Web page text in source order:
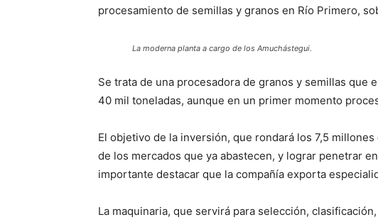
procesamiento de semillas y granos en Río Primero,
La moderna planta a cargo de los Amuchástegui.
Se trata de una procesadora de granos y semillas que
40 mil toneladas, aunque en un primer momento
El objetivo de la inversión, que rondará los 7,5
de los mercados que ya abastecen, y lograr penetrar
importante destacar que la compañía exporta
La maquinaria, que servirá para selección,